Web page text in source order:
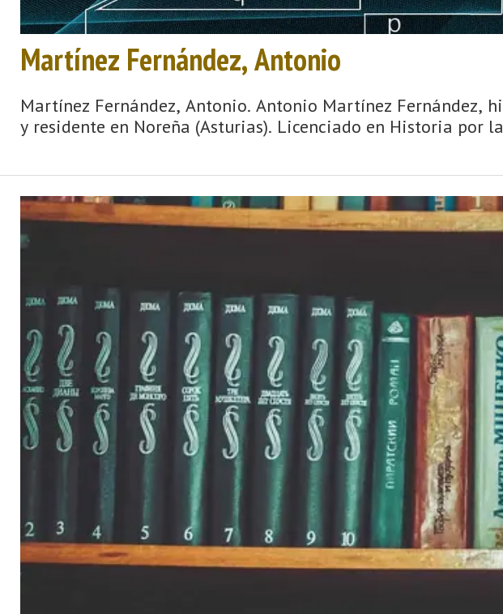
Martínez Fernández, Antonio
Martínez Fernández, Antonio. Antonio Martínez Fernández,
y residente en Noreña (Asturias). Licenciado en Historia por